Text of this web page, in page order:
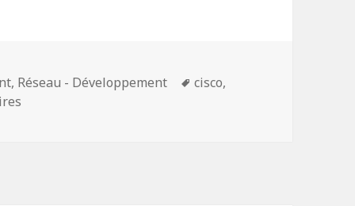
, Réseau - Développement
Mots-
cisco,